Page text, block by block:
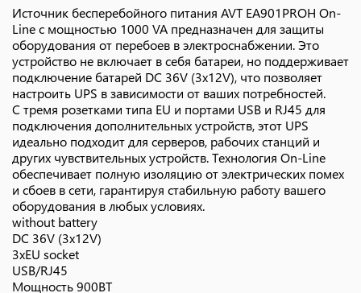
Источник бесперебойного питания AVT EA901PROH On-
Line с мощностью 1000 VA предназначен для защиты
оборудования от перебоев в электроснабжении. Это
устройство не включает в себя батареи, но поддерживает
подключение батарей DC 36V (3x12V), что позволяет
настроить UPS в зависимости от ваших потребностей.
С тремя розетками типа EU и портами USB и RJ45 для
подключения дополнительных устройств, этот UPS
идеально подходит для серверов, рабочих станций и
других чувствительных устройств. Технология On-Line
обеспечивает полную изоляцию от электрических помех
и сбоев в сети, гарантируя стабильную работу вашего
оборудования в любых условиях.
without battery
DC 36V (3x12V)
3xEU socket
USB/RJ45
Мощность 900ВТ